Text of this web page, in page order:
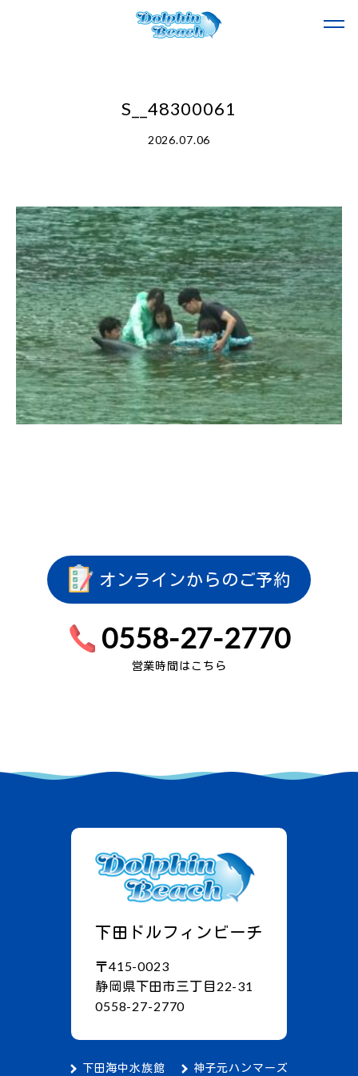
S__48300061
2026.07.06
オンラインからのご予約
0558-27-2770
営業時間はこちら
下田ドルフィンビーチ
〒415-0023
静岡県下田市三丁目22-31
0558-27-2770
下田海中水族館 神子元ハンマーズ